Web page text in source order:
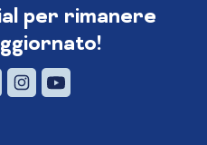
per rimanere